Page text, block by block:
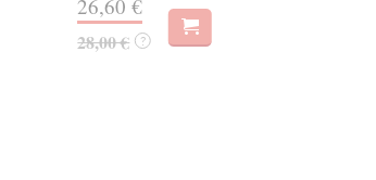
26,60 €
28,00 € ?